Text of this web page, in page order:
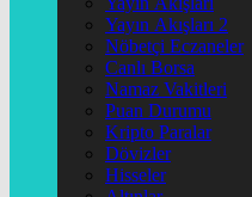
Yayın Akışları 2
Nöbetçi Eczaneler
Canlı Borsa
Namaz Vakitleri
Puan Durumu
Kripto Paralar
Dövizler
Hisseler